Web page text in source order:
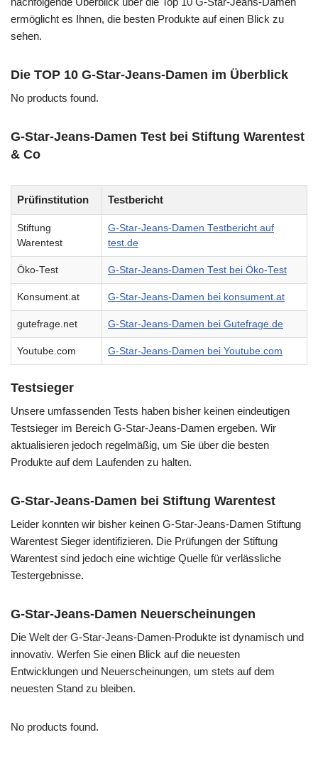
ermöglicht es Ihnen, die besten Produkte auf einen Blick zu
sehen.
Die TOP 10 G-Star-Jeans-Damen im Überblick
No products found.
G-Star-Jeans-Damen Test bei Stiftung Warentest
& Co
Prüfinstitution Testbericht
Stiftung
Warentest
G-Star-Jeans-Damen Testbericht auf
test.de
Öko-Test G-Star-Jeans-Damen Test bei Öko-Test
Konsument.at G-Star-Jeans-Damen bei konsument.at
gutefrage.net G-Star-Jeans-Damen bei Gutefrage.de
Youtube.com G-Star-Jeans-Damen bei Youtube.com
Testsieger
Unsere umfassenden Tests haben bisher keinen eindeutigen
Testsieger im Bereich G-Star-Jeans-Damen ergeben. Wir
aktualisieren jedoch regelmäßig, um Sie über die besten
Produkte auf dem Laufenden zu halten.
G-Star-Jeans-Damen bei Stiftung Warentest
Leider konnten wir bisher keinen G-Star-Jeans-Damen Stiftung
Warentest Sieger identifizieren. Die Prüfungen der Stiftung
Warentest sind jedoch eine wichtige Quelle für verlässliche
Testergebnisse.
G-Star-Jeans-Damen Neuerscheinungen
Die Welt der G-Star-Jeans-Damen-Produkte ist dynamisch und
innovativ. Werfen Sie einen Blick auf die neuesten
Entwicklungen und Neuerscheinungen, um stets auf dem
neuesten Stand zu bleiben.
No products found.